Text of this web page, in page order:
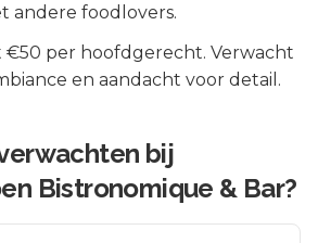
andere foodlovers.
€50 per hoofdgerecht. Verwacht
en aandacht voor detail.
bij
Bistronomique & Bar?